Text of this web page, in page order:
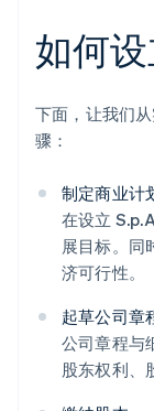
如何设
下面，让我们
骤：
制定商业计
在设立
展目标。同
济可行性。
起草公司章
公司章程与
股东权利、